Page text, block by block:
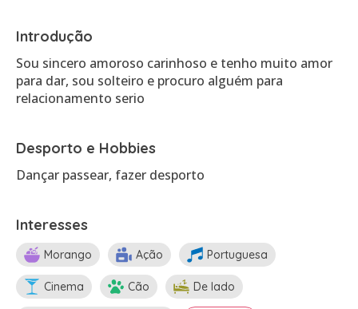
Introdução
Sou sincero amoroso carinhoso e tenho muito amor
para dar, sou solteiro e procuro alguém para
relacionamento serio
Desporto e Hobbies
Dançar passear, fazer desporto
Interesses
Morango Ação Portuguesa
Cinema Cão De lado